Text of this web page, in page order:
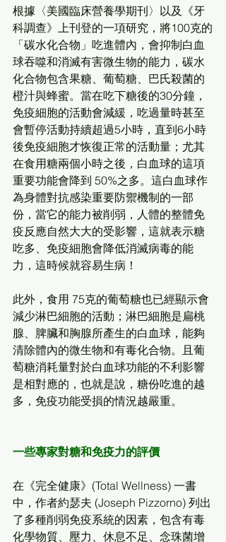
根據〈美國臨床營養學期刊〉以及《牙
科調查》上刊登的一項研究，將100克的
「碳水化合物」吃進體內，會抑制白血
球吞噬和消滅有害微生物的能力，碳水
化合物包含果糖、葡萄糖、巴氏殺菌的
橙汁與蜂蜜。當在吃下糖後的30分鐘，
免疫細胞的活動會減緩，吃過量時甚至
會暫停活動持續超過5小時，直到6小時
後免疫細胞才恢復正常的活動量；尤其
在食用糖兩個小時之後，白血球的這項
重要功能會降到 50%之多。這白血球作
為身體對抗感染重要防禦機制的一部
份，當它的能力被削弱，人體的整體免
疫反應自然大大的受影響，這就表示糖
吃多、免疫細胞會降低消滅病毒的能
力，這時候就容易生病！
此外，食用 75克的葡萄糖也已經顯示會
減少淋巴細胞的活動；淋巴細胞是扁桃
腺、脾臟和胸腺所產生的白血球，能夠
清除體內的微生物和有毒化合物。且葡
萄糖消耗量對於白血球功能的不利影響
是相對應的，也就是說，糖份吃進的越
多，免疫功能受損的情況越嚴重。
一些專家對糖和免疫力的評價
在《完全健康》(Total Wellness) 一書
中，作者約瑟夫 (Joseph Pizzorno) 列出
了多種削弱免疫系統的因素，包含有毒
化學物質、壓力、休息不足、念珠菌增